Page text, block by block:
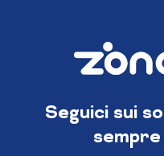
Seguici sui